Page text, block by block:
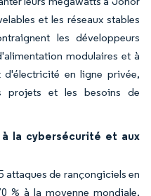
et les réseaux stables
les développeurs
modulaires et à
en ligne privée,
projets et les besoins de
la cybersécurité et aux
attaques de rançongiciels en
% à la moyenne mondiale,